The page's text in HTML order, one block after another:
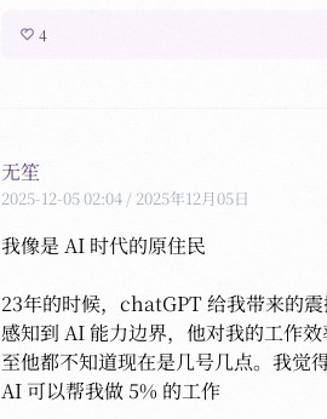
4
无笙
2025-12-05 02:04/ 2025年12月05日
我像是 AI 时代的原住民
23年的时候，chatGPT 给我带来的
感知到 AI 能力边界，他对我的工作
至他都不知道现在是几号几点。我觉
AI 可以帮我做 5% 的工作